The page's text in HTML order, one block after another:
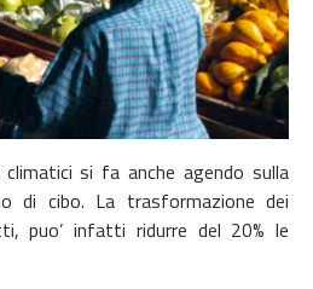
si fa anche agendo sulla
di cibo. La trasformazione dei
puo’ infatti ridurre del 20% le